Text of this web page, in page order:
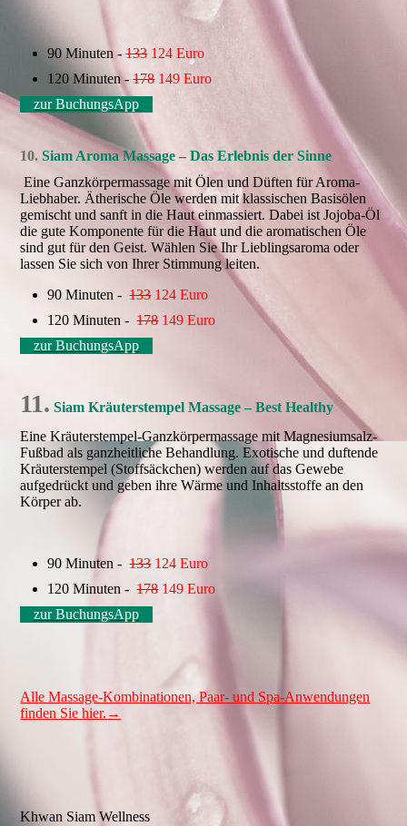
90 Minuten -133124 Euro
120 Minuten -178149 Euro
zur BuchungsApp
10. Siam Aroma Massage – Das Erlebnis der Sinne
Eine Ganzkörpermassage mit Ölen und Düften für Aroma-
Liebhaber. Ätherische Öle werden mit klassischen Basisölen
gemischt und sanft in die Haut einmassiert. Dabei ist Jojoba-Öl
die gute Komponente für die Haut und die aromatischen Öle
sind gut für den Geist. Wählen Sie Ihr Lieblingsaroma oder
lassen Sie sich von Ihrer Stimmung leiten.
90 Minuten -133124 Euro
120 Minuten -178149 Euro
zur BuchungsApp
11. Siam Kräuterstempel Massage – Best Healthy
Eine Kräuterstempel-Ganzkörpermassage mit Magnesiumsalz-
Fußbad als ganzheitliche Behandlung. Exotische und duftende
Kräuterstempel (Stoffsäckchen) werden auf das Gewebe
aufgedrückt und geben ihre Wärme und Inhaltsstoffe an den
Körper ab.
90 Minuten -133124 Euro
120 Minuten -178149 Euro
zur BuchungsApp
Alle Massage-Kombinationen, Paar- und Spa-Anwendungen
finden Sie hier.→
Khwan Siam Wellness